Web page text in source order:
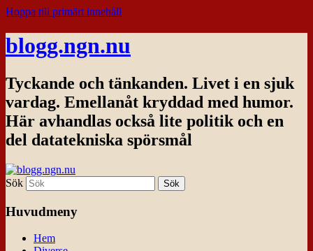
Hoppa till primärt innehåll
blogg.ngn.nu
Tyckande och tänkanden. Livet i en sjuk
vardag. Emellanåt kryddad med humor.
Här avhandlas också lite politik och en
del datatekniska spörsmål
Sök
Huvudmeny
Hem